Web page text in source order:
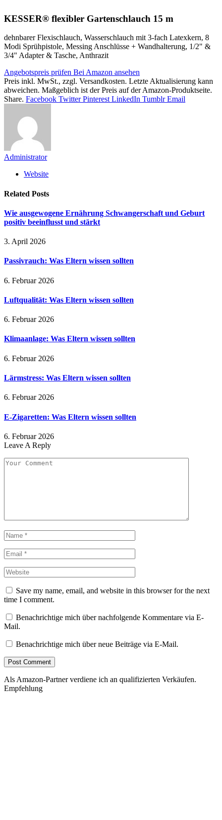
KESSER® flexibler Gartenschlauch 15 m
dehnbarer Flexischlauch, Wasserschlauch mit 3-fach Latexkern, 8
Modi Sprühpistole, Messing Anschlüsse + Wandhalterung, 1/2" &
3/4" Adapter & Tasche, Anthrazit
Angebotspreis prüfen Bei Amazon ansehen
Preis inkl. MwSt., zzgl. Versandkosten. Letzte Aktualisierung kann
abweichen. Maßgeblich ist der Preis auf der Amazon-Produktseite.
Share. Facebook Twitter Pinterest LinkedIn Tumblr Email
Administrator
Website
Related Posts
Wie ausgewogene Ernährung Schwangerschaft und Geburt
positiv beeinflusst und stärkt
3. April 2026
Passivrauch: Was Eltern wissen sollten
6. Februar 2026
Luftqualität: Was Eltern wissen sollten
6. Februar 2026
Klimaanlage: Was Eltern wissen sollten
6. Februar 2026
Lärmstress: Was Eltern wissen sollten
6. Februar 2026
E-Zigaretten: Was Eltern wissen sollten
6. Februar 2026
Leave A Reply
Save my name, email, and website in this browser for the next
time I comment.
Benachrichtige mich über nachfolgende Kommentare via E-
Mail.
Benachrichtige mich über neue Beiträge via E-Mail.
Als Amazon-Partner verdiene ich an qualifizierten Verkäufen.
Empfehlung